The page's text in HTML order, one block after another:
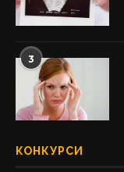
3
КОНКУРСИ